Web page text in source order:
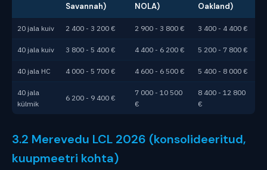
Savannah)
NOLA)
Oakland)
20 jala kuiv 2 400 - 3 200 € 2 900 - 3 800 € 3 400 - 4 400 €
40 jala kuiv 3 800 - 5 400 € 4 400 - 6 200 € 5 200 - 7 800 €
40 jala HC 4 000 - 5 700 € 4 600 - 6 500 € 5 400 - 8 000 €
40 jala
külmik
6 200 - 9 400 €
7 000 - 10 500
€
8 400 - 12 800
€
3.2 Merevedu LCL 2026 (konsolideeritud,
kuupmeetri kohta)